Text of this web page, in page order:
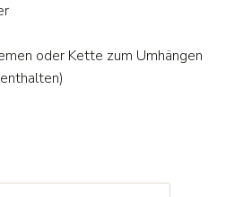
oder Kette zum Umhängen